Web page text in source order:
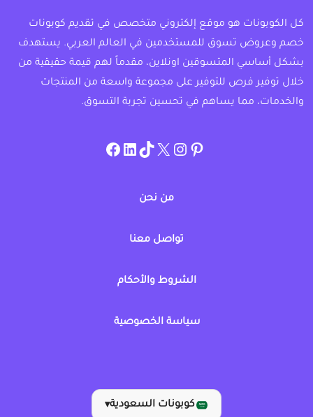
كل الكوبونات هو موقع إلكتروني متخصص في تقديم كوبونات
خصم وعروض تسوق للمستخدمين في العالم العربي. يستهدف
بشكل أساسي المتسوقين اونلاين، مقدماً لهم قيمة حقيقية من
خلال توفير فرص للتوفير على مجموعة واسعة من المنتجات
والخدمات، مما يساهم في تحسين تجربة التسوق.
pinterest
allcouponat
twitter
TikTok
linkedin
facebook
من نحن
تواصل معنا
الشروط والأحكام
سياسة الخصوصية
كوبونات السعودية▾